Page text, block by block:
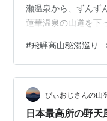
瀬温泉から、ずんず
蓮華温泉の山道を下
ね
露天風呂(おおじら
温度が90度以上、
くないですか かなり
どさらっとした♨で
#飛騨高山秘湯巡り
ぴぃおじさんの山
日本最高所の野